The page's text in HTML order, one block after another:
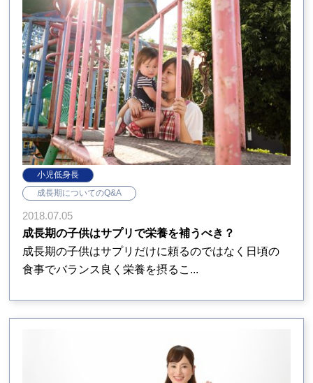
小児低身長
成長期についてのQ&A
2018.07.05
成長期の子供はサプリで栄養を補うべき？
成長期の子供はサプリだけに頼るのではなく日頃の
食事でバランス良く栄養を摂るこ...